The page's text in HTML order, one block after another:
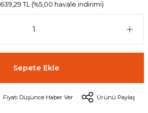
639,29 TL (%5,00 havale indirimi)
Sepete Ekle
Fiyatı Düşünce Haber Ver Ürünü Paylaş